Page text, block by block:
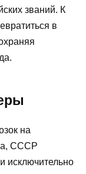
званий. К
в
на
СССР
исключительно